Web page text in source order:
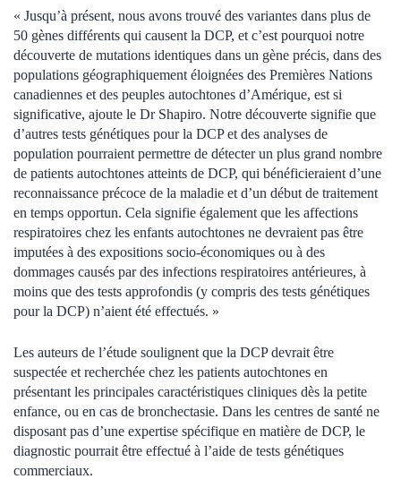
« Jusqu’à présent, nous avons trouvé des variantes dans plus de
50 gènes différents qui causent la DCP, et c’est pourquoi notre
découverte de mutations identiques dans un gène précis, dans des
populations géographiquement éloignées des Premières Nations
canadiennes et des peuples autochtones d’Amérique, est si
significative, ajoute le Dr Shapiro. Notre découverte signifie que
d’autres tests génétiques pour la DCP et des analyses de
population pourraient permettre de détecter un plus grand nombre
de patients autochtones atteints de DCP, qui bénéficieraient d’une
reconnaissance précoce de la maladie et d’un début de traitement
en temps opportun. Cela signifie également que les affections
respiratoires chez les enfants autochtones ne devraient pas être
imputées à des expositions socio-économiques ou à des
dommages causés par des infections respiratoires antérieures, à
moins que des tests approfondis (y compris des tests génétiques
pour la DCP) n’aient été effectués. »
Les auteurs de l’étude soulignent que la DCP devrait être
suspectée et recherchée chez les patients autochtones en
présentant les principales caractéristiques cliniques dès la petite
enfance, ou en cas de bronchectasie. Dans les centres de santé ne
disposant pas d’une expertise spécifique en matière de DCP, le
diagnostic pourrait être effectué à l’aide de tests génétiques
commerciaux.